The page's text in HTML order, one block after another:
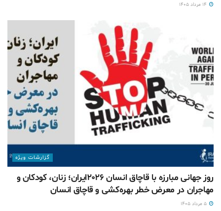
گزارشات ويژه
روز جهانی مبارزه با قاچاق انسان ۲۰۲۶ایران؛ زنان، کودکان و
مهاجران در معرض خطر بهره‌کشی و قاچاق انسان